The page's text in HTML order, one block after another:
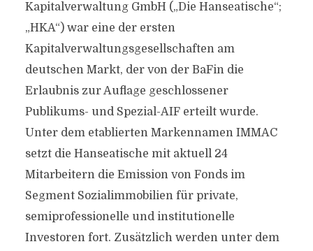
Kapitalverwaltung GmbH („Die Hanseatische“;
„HKA“) war eine der ersten
Kapitalverwaltungsgesellschaften am
deutschen Markt, der von der BaFin die
Erlaubnis zur Auflage geschlossener
Publikums- und Spezial-AIF erteilt wurde.
Unter dem etablierten Markennamen IMMAC
setzt die Hanseatische mit aktuell 24
Mitarbeitern die Emission von Fonds im
Segment Sozialimmobilien für private,
semiprofessionelle und institutionelle
Investoren fort. Zusätzlich werden unter dem